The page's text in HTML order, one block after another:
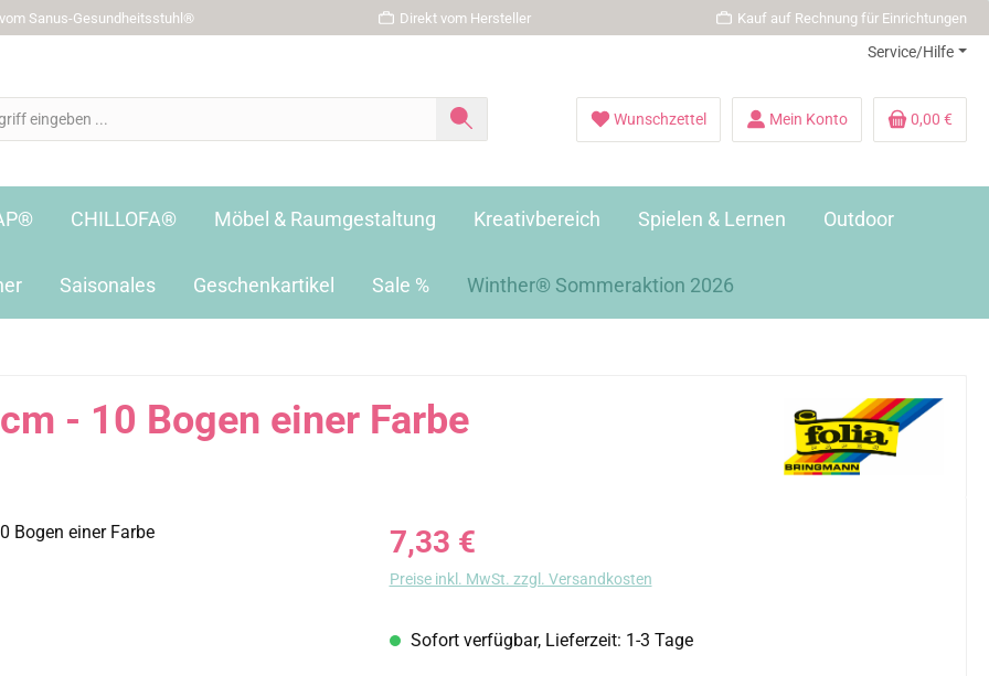
Sanus-Gesundheitsstuhl® Direkt vom Hersteller Kauf auf Rechnung für Einrichtungen
Service/Hilfe
Wunschzettel Mein Konto 0,00 €
CHILLOFA® Möbel & Raumgestaltung Kreativbereich Spielen & Lernen Outdoor
Saisonales Geschenkartikel Sale % Winther® Sommeraktion 2026
- 10 Bogen einer Farbe
Regulärer Preis:
7,33 €
Preise inkl. MwSt. zzgl. Versandkosten
Sofort verfügbar, Lieferzeit: 1-3 Tage